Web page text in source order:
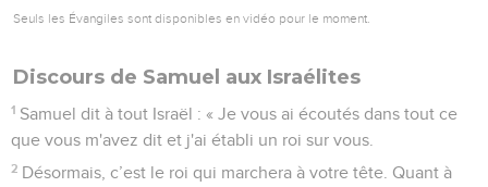
Seuls les Évangiles sont disponibles en vidéo pour le moment.
Discours de Samuel aux Israélites
1 Samuel dit à tout Israël : « Je vous ai écoutés dans tout ce
que vous m'avez dit et j'ai établi un roi sur vous.
2 Désormais, c’est le roi qui marchera à votre tête. Quant à